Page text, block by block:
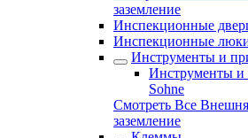
заземление
Инспекционные
Инспекционные
Инструменты и
Инструменты и
Sohne
Смотреть Все
заземление